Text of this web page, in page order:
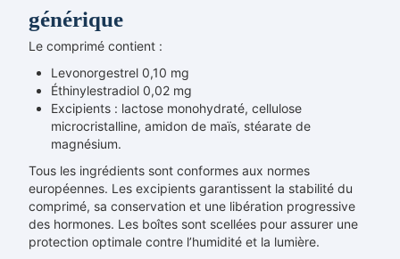
générique
Le comprimé contient :
Levonorgestrel 0,10 mg
Éthinylestradiol 0,02 mg
Excipients : lactose monohydraté, cellulose
microcristalline, amidon de maïs, stéarate de
magnésium.
Tous les ingrédients sont conformes aux normes
européennes. Les excipients garantissent la stabilité du
comprimé, sa conservation et une libération progressive
des hormones. Les boîtes sont scellées pour assurer une
protection optimale contre l’humidité et la lumière.